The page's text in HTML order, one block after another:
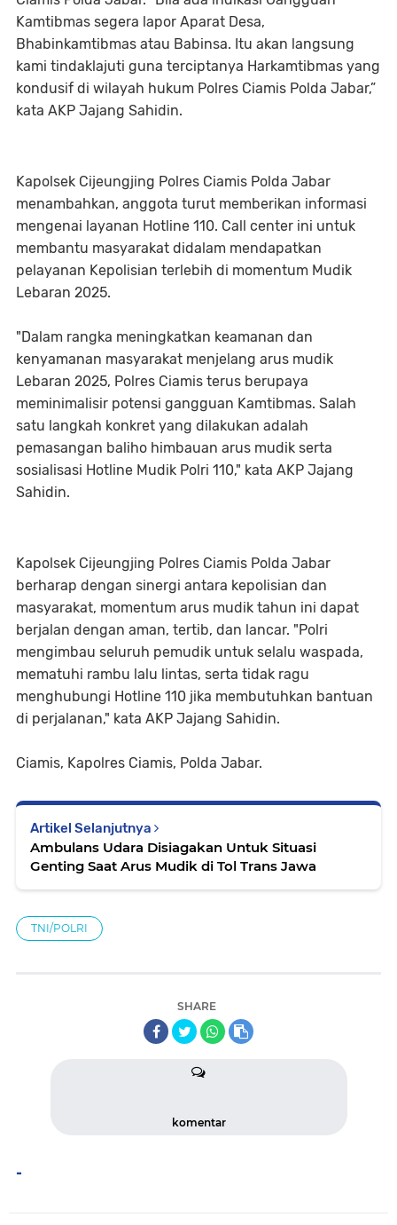
Kamtibmas segera lapor Aparat Desa,
Bhabinkamtibmas atau Babinsa. Itu akan langsung
kami tindaklajuti guna terciptanya Harkamtibmas yang
kondusif di wilayah hukum Polres Ciamis Polda Jabar,”
kata AKP Jajang Sahidin.
Kapolsek Cijeungjing Polres Ciamis Polda Jabar
menambahkan, anggota turut memberikan informasi
mengenai layanan Hotline 110. Call center ini untuk
membantu masyarakat didalam mendapatkan
pelayanan Kepolisian terlebih di momentum Mudik
Lebaran 2025.
"Dalam rangka meningkatkan keamanan dan
kenyamanan masyarakat menjelang arus mudik
Lebaran 2025, Polres Ciamis terus berupaya
meminimalisir potensi gangguan Kamtibmas. Salah
satu langkah konkret yang dilakukan adalah
pemasangan baliho himbauan arus mudik serta
sosialisasi Hotline Mudik Polri 110," kata AKP Jajang
Sahidin.
Kapolsek Cijeungjing Polres Ciamis Polda Jabar
berharap dengan sinergi antara kepolisian dan
masyarakat, momentum arus mudik tahun ini dapat
berjalan dengan aman, tertib, dan lancar. "Polri
mengimbau seluruh pemudik untuk selalu waspada,
mematuhi rambu lalu lintas, serta tidak ragu
menghubungi Hotline 110 jika membutuhkan bantuan
di perjalanan," kata AKP Jajang Sahidin.
Ciamis, Kapolres Ciamis, Polda Jabar.
Artikel Selanjutnya
Ambulans Udara Disiagakan Untuk Situasi
Genting Saat Arus Mudik di Tol Trans Jawa
TNI/POLRI
SHARE
komentar
-